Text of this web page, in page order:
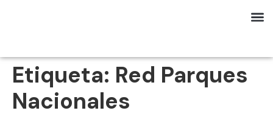
Etiqueta: Red Parques
Nacionales